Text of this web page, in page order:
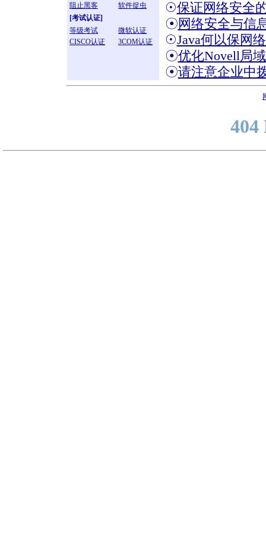
阻止黑客
软件捉虫
[考试认证]
等级考试
CISCO认证
微软认证
3COM认证
☉保证网络安全
☉网络安全与信
☉Java何以保网
☉优化Novell局
☉请注意企业中
404